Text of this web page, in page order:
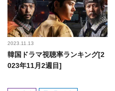
2023.11.13
韓国ドラマ視聴率ランキング[2
023年11月2週目]